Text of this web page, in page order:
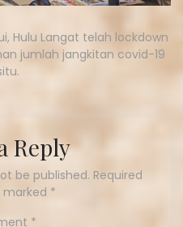
Hulu Langat telah lockdown
jumlah jangkitan covid-19
Reply
be published. Required
marked *
*